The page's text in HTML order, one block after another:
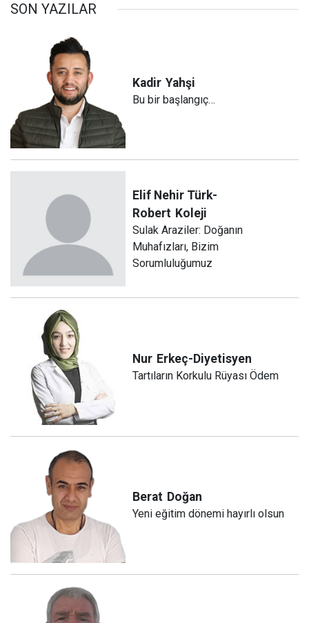
SON YAZILAR
Kadir Yahşi
Bu bir başlangıç…
Elif Nehir Türk-
Robert Koleji
Sulak Araziler: Doğanın
Muhafızları, Bizim
Sorumluluğumuz
Nur Erkeç-Diyetisyen
Tartıların Korkulu Rüyası Ödem
Berat Doğan
Yeni eğitim dönemi hayırlı olsun